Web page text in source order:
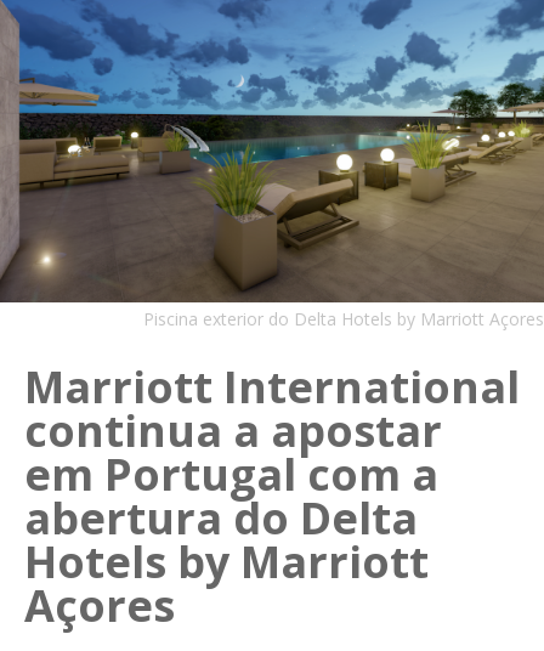
Piscina exterior do Delta Hotels by Marriott Açores
Marriott International
continua a apostar
em Portugal com a
abertura do Delta
Hotels by Marriott
Açores